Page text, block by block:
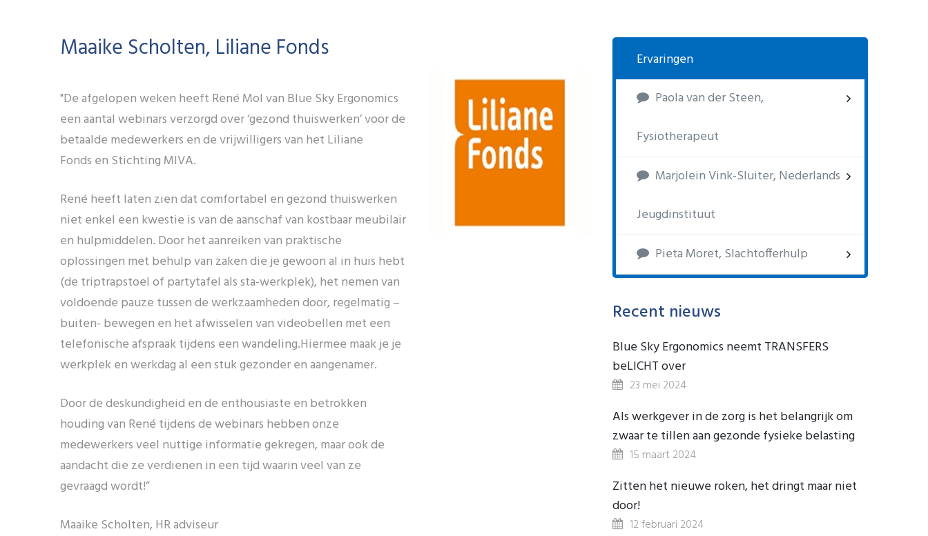
Maaike Scholten, Liliane Fonds
"De afgelopen weken heeft René Mol van Blue Sky Ergonomics
een aantal webinars verzorgd over ‘gezond thuiswerken’ voor de
betaalde medewerkers en de vrijwilligers van het Liliane
Fonds en Stichting MIVA.
René heeft laten zien dat comfortabel en gezond thuiswerken
niet enkel een kwestie is van de aanschaf van kostbaar meubilair
en hulpmiddelen. Door het aanreiken van praktische
oplossingen met behulp van zaken die je gewoon al in huis hebt
(de triptrapstoel of partytafel als sta-werkplek), het nemen van
voldoende pauze tussen de werkzaamheden door, regelmatig –
buiten- bewegen en het afwisselen van videobellen met een
telefonische afspraak tijdens een wandeling.Hiermee maak je je
werkplek en werkdag al een stuk gezonder en aangenamer.
Door de deskundigheid en de enthousiaste en betrokken
houding van René tijdens de webinars hebben onze
medewerkers veel nuttige informatie gekregen, maar ook de
aandacht die ze verdienen in een tijd waarin veel van ze
gevraagd wordt!”
Maaike Scholten, HR adviseur
Ervaringen
Paola van der Steen,
Fysiotherapeut
Marjolein Vink-Sluiter, Nederlands
Jeugdinstituut
Pieta Moret, Slachtofferhulp
Recent nieuws
Blue Sky Ergonomics neemt TRANSFERS
beLICHT over
23 mei 2024
Als werkgever in de zorg is het belangrijk om
zwaar te tillen aan gezonde fysieke belasting
15 maart 2024
Zitten het nieuwe roken, het dringt maar niet
door!
12 februari 2024